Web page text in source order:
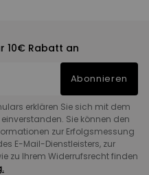
10€ Rabatt an
Abonnieren
erklären Sie sich mit dem
Sie können den
zur Erfolgsmessung
E-Mail-Dienstleisters, zur
zu Ihrem Widerrufsrecht finden